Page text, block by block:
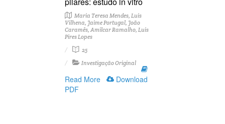
Maria Teresa Mendes, Luis
Vilhena, Jaime Portugal, João
Caramês, Amilcar Ramalho, Luis
Pires Lopes
25
Investigação Original
Read More
Download
PDF